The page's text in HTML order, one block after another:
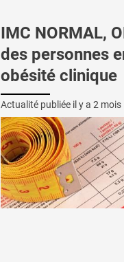
IMC NORMAL,
des personnes
obésité clinique
Actualité publiée il y a 2 mois